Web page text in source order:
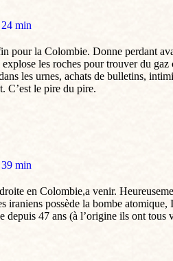
min
fin pour la Colombie. Donne perdant
les roches pour trouver du
les urnes, achats de bulletins,
C’est le pire du pire.
min
en Colombie,a venir.
iraniens possède la bombe
depuis 47 ans (à l’origine ils ont